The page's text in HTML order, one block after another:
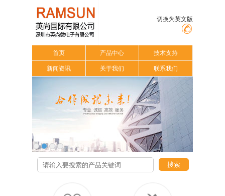
切换为英文版
首页 产品中心 技术支持
新闻资讯 关于我们 联系我们
搜索